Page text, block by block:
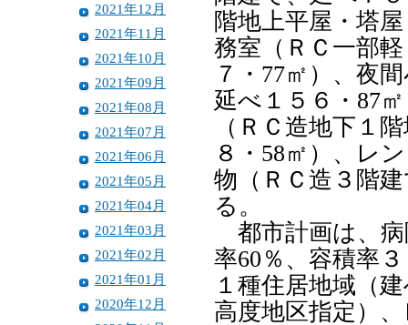
2021年12月
2021年11月
2021年10月
2021年09月
2021年08月
2021年07月
2021年06月
2021年05月
2021年04月
2021年03月
2021年02月
2021年01月
2020年12月
階地上平屋・塔
務室（ＲＣ一部
７・77㎡）、夜
延べ１５６・87
（ＲＣ造地下１
８・58㎡）、レ
物（ＲＣ造３階
る。
都市計画は、病
率60％、容積率
１種住居地域（
高度地区指定）